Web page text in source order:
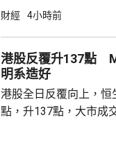
強硬，造成拉鋸局面，
點，未有轉勢向下。她
多項資金管理措施令股
趨觀望，部分業主...
財經 4小時前
港股反覆升137點
明系造好
港股全日反覆向上，
點，升137點，大市成